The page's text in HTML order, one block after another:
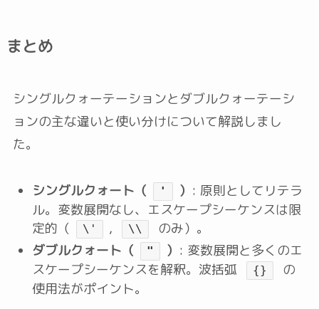
まとめ
シングルクォーテーションとダブルクォーテーシ
ョンの主な違いと使い分けについて解説しまし
た。
シングルクォート（ ' ） : 原則としてリテラ
ル。変数展開なし、エスケープシーケンスは限
定的（
\' , \\
のみ）。
ダブルクォート（
" ） : 変数展開と多くのエ
スケープシーケンスを解釈。波括弧
{}
の
使用法がポイント。